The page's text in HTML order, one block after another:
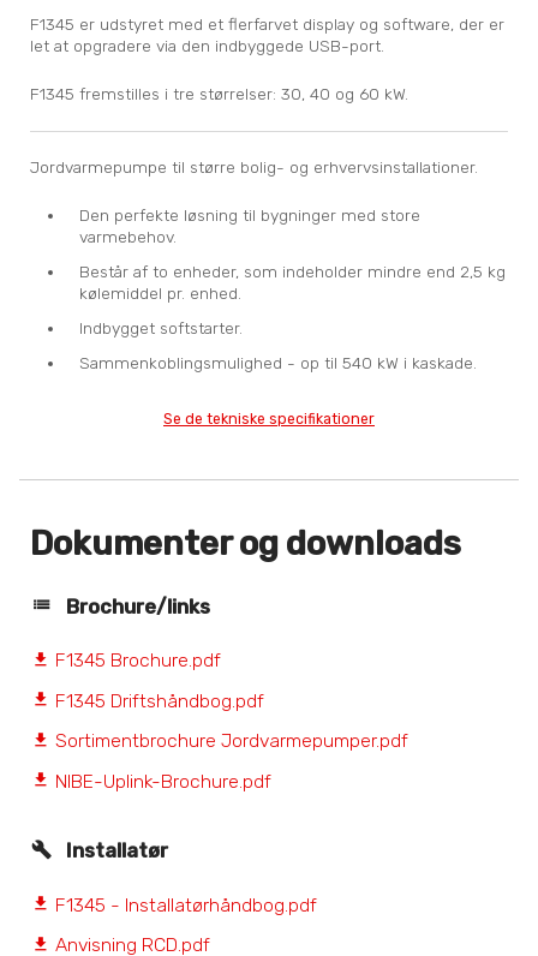
F1345 er udstyret med et flerfarvet display og software, der er
let at opgradere via den indbyggede USB-port.
F1345 fremstilles i tre størrelser: 30, 40 og 60 kW.
Jordvarmepumpe til større bolig- og erhvervsinstallationer.
Den perfekte løsning til bygninger med store
varmebehov.
Består af to enheder, som indeholder mindre end 2,5 kg
kølemiddel pr. enhed.
Indbygget softstarter.
Sammenkoblingsmulighed - op til 540 kW i kaskade.
Se de tekniske specifikationer
Dokumenter og downloads
Brochure/links
file_download F1345 Brochure.pdf
file_download F1345 Driftshåndbog.pdf
file_download Sortimentbrochure Jordvarmepumper.pdf
file_download NIBE-Uplink-Brochure.pdf
Installatør
file_download F1345 - Installatørhåndbog.pdf
file_download Anvisning RCD.pdf